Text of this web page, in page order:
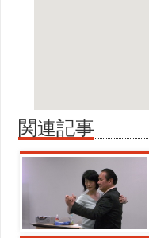
関連記事